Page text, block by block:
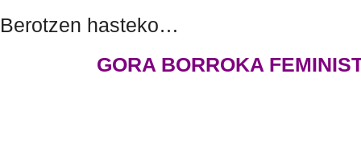
Berotzen hasteko…
GORA BORROKA